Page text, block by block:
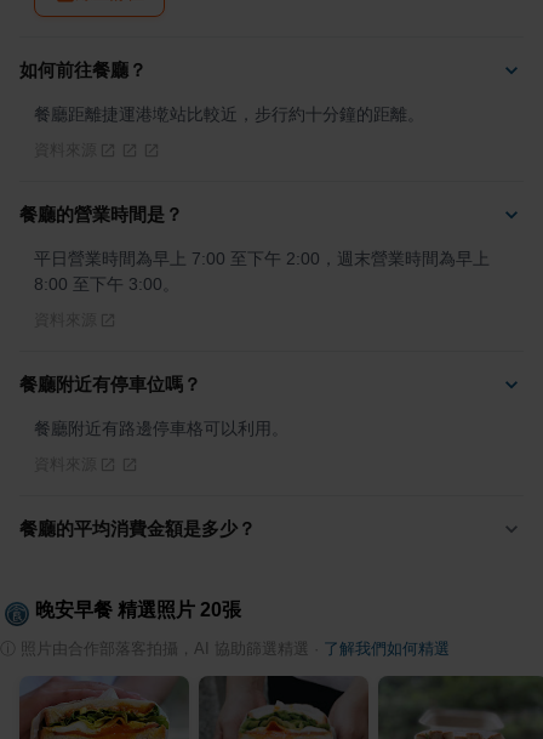
如何前往餐廳？
餐廳距離捷運港墘站比較近，步行約十分鐘的距離。
餐廳的營業時間是？
平日營業時間為早上 7:00 至下午 2:00，週末營業時間為早上
8:00 至下午 3:00。
餐廳附近有停車位嗎？
餐廳附近有路邊停車格可以利用。
餐廳的平均消費金額是多少？
晚安早餐 精選照片 20張
照片由合作部落客拍攝，AI 協助篩選精選 了解我們如何精選